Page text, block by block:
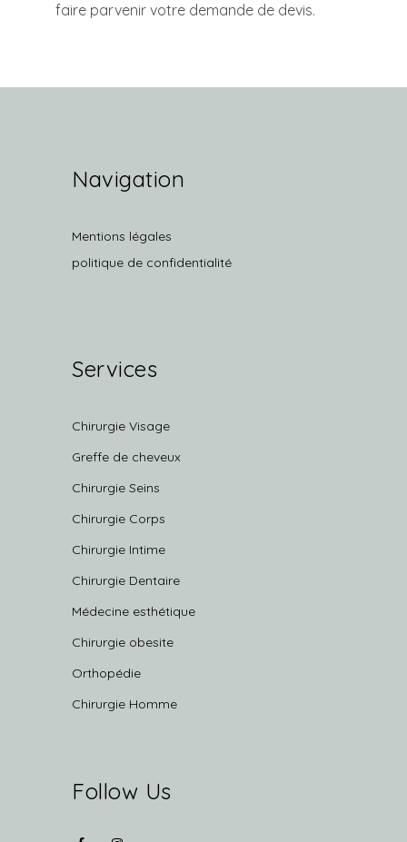
faire parvenir votre demande de devis.
Navigation
Mentions légales
politique de confidentialité
Services
Chirurgie Visage
Greffe de cheveux
Chirurgie Seins
Chirurgie Corps
Chirurgie Intime
Chirurgie Dentaire
Médecine esthétique
Chirurgie obesite
Orthopédie
Chirurgie Homme
Follow Us